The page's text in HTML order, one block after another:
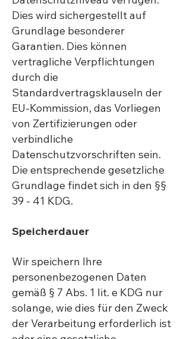
Dies wird sichergestellt auf
Grundlage besonderer
Garantien. Dies können
vertragliche Verpflichtungen
durch die
Standardvertragsklauseln der
EU-Kommission, das Vorliegen
von Zertifizierungen oder
verbindliche
Datenschutzvorschriften sein.
Die entsprechende gesetzliche
Grundlage findet sich in den §§
39 - 41 KDG.
Speicherdauer
Wir speichern Ihre
personenbezogenen Daten
gemäß § 7 Abs. 1 lit. e KDG nur
solange, wie dies für den Zweck
der Verarbeitung erforderlich ist